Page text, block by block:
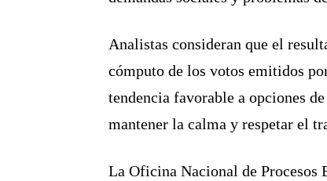
Analistas consideran que el
cómputo de los votos emitidos
tendencia favorable a opciones
mantener la calma y respetar el
La Oficina Nacional de Procesos